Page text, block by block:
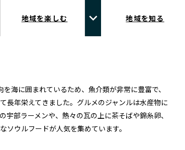
地域を楽しむ 地域を知る
海に囲まれているため、魚介類が非常に豊富で、
長年栄えてきました。グルメのジャンルは水産物に
宇部ラーメンや、熱々の瓦の上に茶そばや錦糸卵、
ソウルフードが人気を集めています。